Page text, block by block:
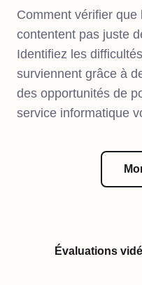
Comment vérifier
contentent pas juste
Identifiez les
surviennent grâce à
des opportunités de
service informatique
Évaluations